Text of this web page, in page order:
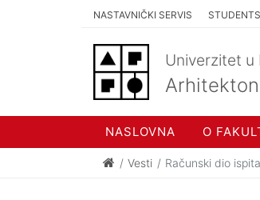
NASTAVNIČKI SERVIS
Univerzitet u
NASLOVNA O
Vesti Računski dio